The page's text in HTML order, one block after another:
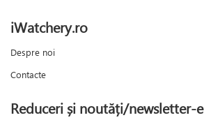
iWatchery.ro
Despre noi
Contacte
Reduceri și noutăți/newsletter-e